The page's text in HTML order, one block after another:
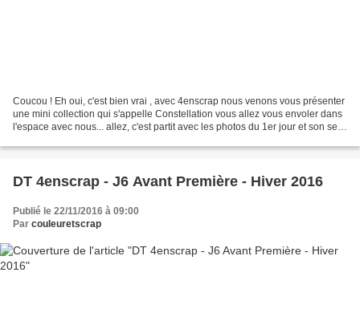
Coucou ! Eh oui, c'est bien vrai , avec 4enscrap nous venons vous présenter
une mini collection qui s'appelle Constellation vous allez vous envoler dans
l'espace avec nous... allez, c'est partit avec les photos du 1er jour et son set "
DT 4enscrap - J6 Avant Première - Hiver 2016
Publié le 22/11/2016 à 09:00
Par couleuretscrap